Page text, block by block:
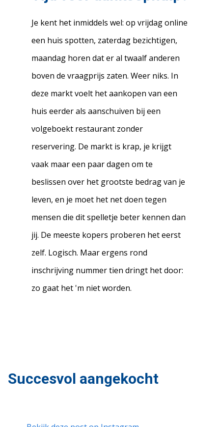
Je kent het inmiddels wel: op vrijdag online
een huis spotten, zaterdag bezichtigen,
maandag horen dat er al twaalf anderen
boven de vraagprijs zaten. Weer niks. In
deze markt voelt het aankopen van een
huis eerder als aanschuiven bij een
volgeboekt restaurant zonder
reservering. De markt is krap, je krijgt
vaak maar een paar dagen om te
beslissen over het grootste bedrag van je
leven, en je moet het net doen tegen
mensen die dit spelletje beter kennen dan
jij. De meeste kopers proberen het eerst
zelf. Logisch. Maar ergens rond
inschrijving nummer tien dringt het door:
zo gaat het 'm niet worden.
Succesvol aangekocht